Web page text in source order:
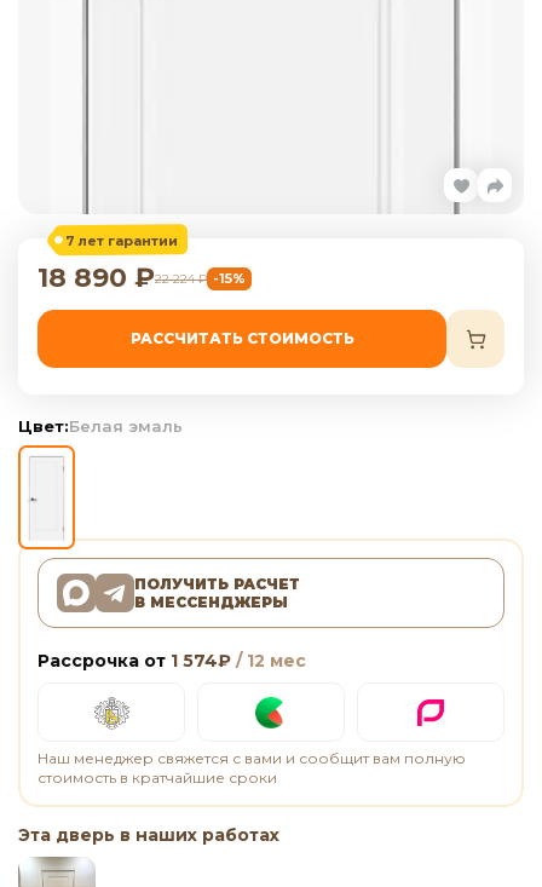
7 лет гарантии
18 890 ₽22 224₽ -15%
РАССЧИТАТЬ СТОИМОСТЬ
Цвет:Белая эмаль
ПОЛУЧИТЬ РАСЧЕТ
В МЕССЕНДЖЕРЫ
Рассрочка от 1 574₽ / 12 мес
Наш менеджер свяжется с вами и сообщит вам полную
стоимость в кратчайшие сроки
Эта дверь в наших работах